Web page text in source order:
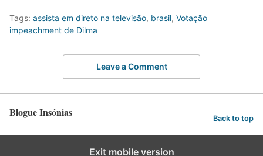
Tags: assista em direto na televisão, brasil, Votação
impeachment de Dilma
Leave a Comment
Blogue Insónias Back to top
Exit mobile version